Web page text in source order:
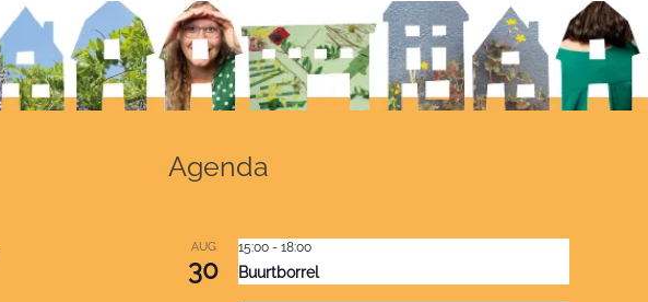
Agenda
AUG
30
15:00 -18:00
Buurtborrel